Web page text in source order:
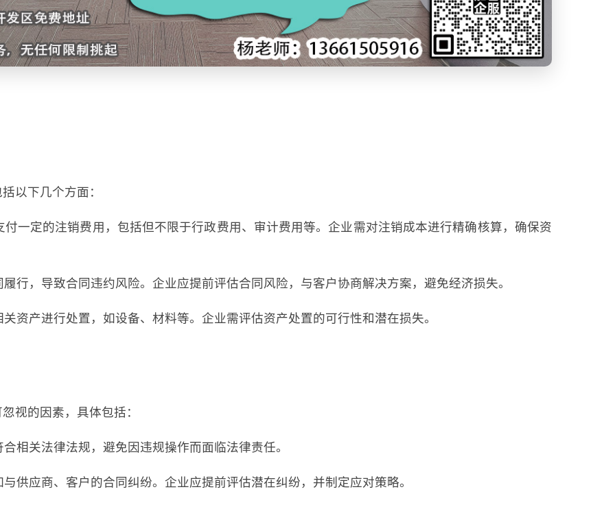
以下几个方面：
一定的注销费用，包括但不限于行政费用、审计费用等。企业需对注销成本进行精确核算，确保资
行，导致合同违约风险。企业应提前评估合同风险，与客户协商解决方案，避免经济损失。
资产进行处置，如设备、材料等。企业需评估资产处置的可行性和潜在损失。
视的因素，具体包括：
相关法律法规，避免因违规操作而面临法律责任。
供应商、客户的合同纠纷。企业应提前评估潜在纠纷，并制定应对策略。